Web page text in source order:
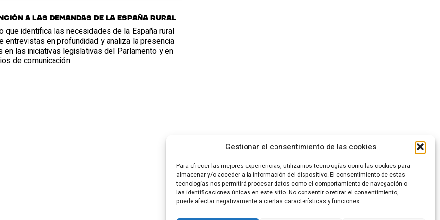
Gestionar el consentimiento de las cookies
Para ofrecer las mejores experiencias, utilizamos tecnologías como las cookies para
almacenar y/o acceder a la información del dispositivo. El consentimiento de estas
tecnologías nos permitirá procesar datos como el comportamiento de navegación o
las identificaciones únicas en este sitio. No consentir o retirar el consentimiento,
puede afectar negativamente a ciertas características y funciones.
a las demandas de la España rural
que identifica las necesidades de la España rural
entrevistas en profundidad y analiza la presencia
en las iniciativas legislativas del Parlamento y en
de comunicación